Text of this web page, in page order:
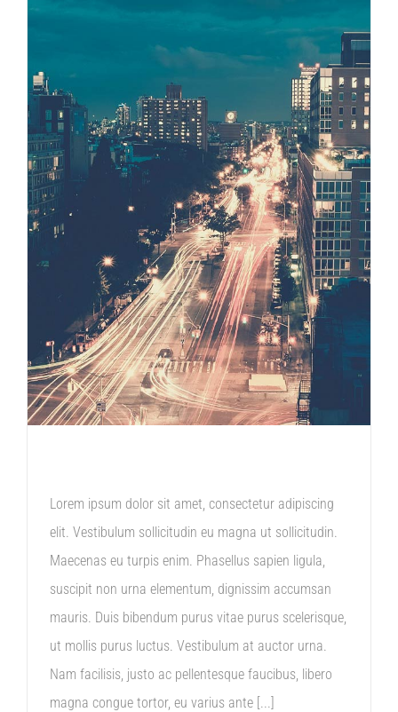
COACHING
KONTAKT
Lorem ipsum dolor sit amet, consectetur adipiscing
elit. Vestibulum sollicitudin eu magna ut sollicitudin.
Maecenas eu turpis enim. Phasellus sapien ligula,
suscipit non urna elementum, dignissim accumsan
mauris. Duis bibendum purus vitae purus scelerisque,
ut mollis purus luctus. Vestibulum at auctor urna.
Nam facilisis, justo ac pellentesque faucibus, libero
magna congue tortor, eu varius ante [...]